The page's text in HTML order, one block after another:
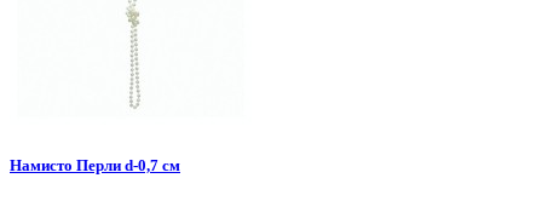
Намисто Перли d-0,7 см